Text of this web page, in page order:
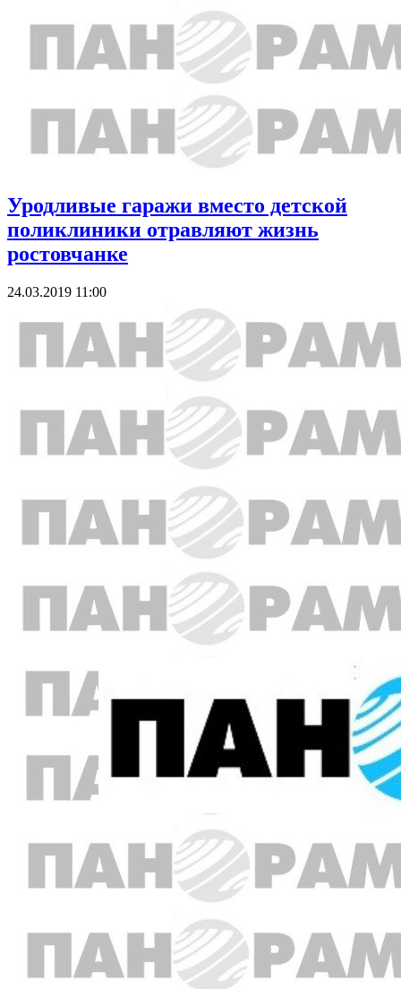
Уродливые гаражи вместо детской
поликлиники отравляют жизнь
ростовчанке
24.03.2019 11:00